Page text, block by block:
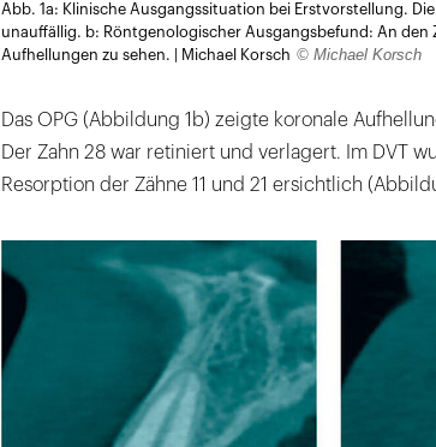
Abb. 1a: Klinische Ausgangssituation bei Erstvorstellung. Die
unauffällig. b: Röntgenologischer Ausgangsbefund: An den
Aufhellungen zu sehen. | Michael Korsch © Michael Korsch
Das OPG (Abbildung 1b) zeigte koronale
Der Zahn 28 war retiniert und verlagert. Im DVT
Resorption der Zähne 11 und 21 ersichtlich